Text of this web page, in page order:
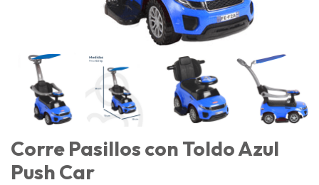
Corre Pasillos con Toldo Azul
Push Car